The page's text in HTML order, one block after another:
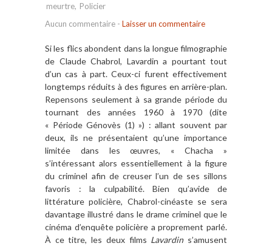
meurtre, Policier
Aucun commentaire - Laisser un commentaire
Si les flics abondent dans la longue filmographie
de Claude Chabrol, Lavardin a pourtant tout
d’un cas à part. Ceux-ci furent effectivement
longtemps réduits à des figures en arrière-plan.
Repensons seulement à sa grande période du
tournant des années 1960 à 1970 (dite
« Période Génovès (1) ») : allant souvent par
deux, ils ne présentaient qu’une importance
limitée dans les œuvres, « Chacha »
s’intéressant alors essentiellement à la figure
du criminel afin de creuser l’un de ses sillons
favoris : la culpabilité. Bien qu’avide de
littérature policière, Chabrol-cinéaste se sera
davantage illustré dans le drame criminel que le
cinéma d’enquête policière a proprement parlé.
À ce titre, les deux films Lavardins’amusent